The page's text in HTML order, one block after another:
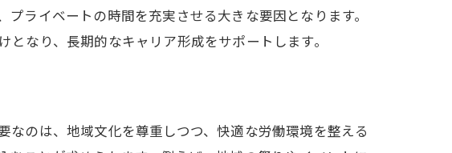
ライベートの時間を充実させる大きな要因となります。
なり、長期的なキャリア形成をサポートします。
のは、地域文化を尊重しつつ、快適な労働環境を整える